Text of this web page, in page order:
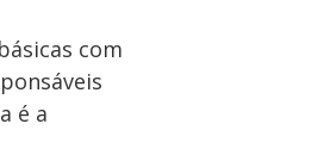
com
é a